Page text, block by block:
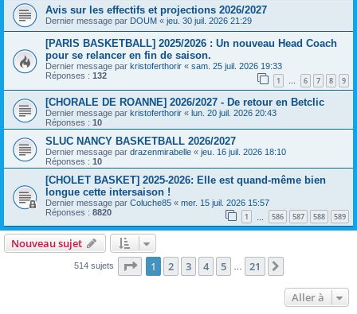
Avis sur les effectifs et projections 2026/2027
Dernier message par DOUM « jeu. 30 juil. 2026 21:29
[PARIS BASKETBALL] 2025/2026 : Un nouveau Head Coach
pour se relancer en fin de saison.
Dernier message par kristoferthorir « sam. 25 juil. 2026 19:33
Réponses : 132 1 … 6 7 8 9
[CHORALE DE ROANNE] 2026/2027 - De retour en Betclic
Dernier message par kristoferthorir « lun. 20 juil. 2026 20:43
Réponses : 10
SLUC NANCY BASKETBALL 2026/2027
Dernier message par drazenmirabelle « jeu. 16 juil. 2026 18:10
Réponses : 10
[CHOLET BASKET] 2025-2026: Elle est quand-même bien
longue cette intersaison !
Dernier message par Coluche85 « mer. 15 juil. 2026 15:57
Réponses : 8820 1 586 587 588 589
Nouveau sujet
514 sujets Page 1sur21
1 2 3 4 5 21
Aller à